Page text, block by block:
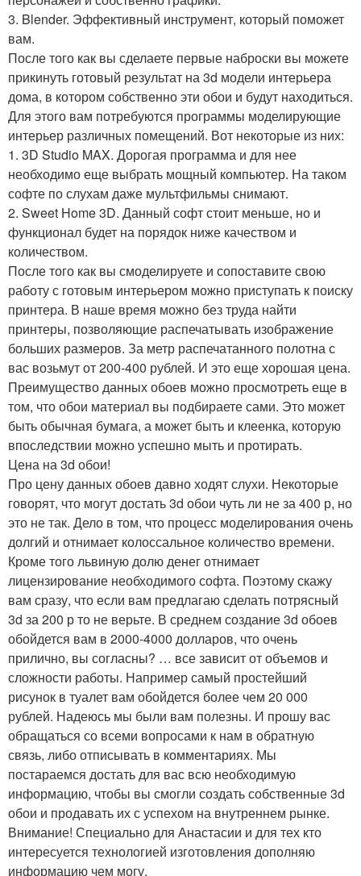
3. Blender. Эффективный инструмент, который поможет
вам.
После того как вы сделаете первые наброски вы можете
прикинуть готовый результат на 3d модели интерьера
дома, в котором собственно эти обои и будут находиться.
Для этого вам потребуются программы моделирующие
интерьер различных помещений. Вот некоторые из них:
1. 3D Studio MAX. Дорогая программа и для нее
необходимо еще выбрать мощный компьютер. На таком
софте по слухам даже мультфильмы снимают.
2. Sweet Home 3D. Данный софт стоит меньше, но и
функционал будет на порядок ниже качеством и
количеством.
После того как вы смоделируете и сопоставите свою
работу с готовым интерьером можно приступать к поиску
принтера. В наше время можно без труда найти
принтеры, позволяющие распечатывать изображение
больших размеров. За метр распечатанного полотна с
вас возьмут от 200-400 рублей. И это еще хорошая цена.
Преимущество данных обоев можно просмотреть еще в
том, что обои материал вы подбираете сами. Это может
быть обычная бумага, а может быть и клеенка, которую
впоследствии можно успешно мыть и протирать.
Цена на 3d обои!
Про цену данных обоев давно ходят слухи. Некоторые
говорят, что могут достать 3d обои чуть ли не за 400 р, но
это не так. Дело в том, что процесс моделирования очень
долгий и отнимает колоссальное количество времени.
Кроме того львиную долю денег отнимает
лицензирование необходимого софта. Поэтому скажу
вам сразу, что если вам предлагаю сделать потрясный
3d за 200 р то не верьте. В среднем создание 3d обоев
обойдется вам в 2000-4000 долларов, что очень
прилично, вы согласны? … все зависит от объемов и
сложности работы. Например самый простейший
рисунок в туалет вам обойдется более чем 20 000
рублей. Надеюсь мы были вам полезны. И прошу вас
обращаться со всеми вопросами к нам в обратную
связь, либо отписывать в комментариях. Мы
постараемся достать для вас всю необходимую
информацию, чтобы вы смогли создать собственные 3d
обои и продавать их с успехом на внутреннем рынке.
Внимание! Специально для Анастасии и для тех кто
интересуется технологией изготовления дополняю
информацию чем могу.